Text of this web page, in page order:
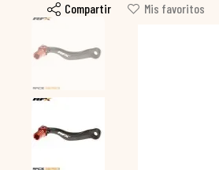
Compartir Mis favoritos